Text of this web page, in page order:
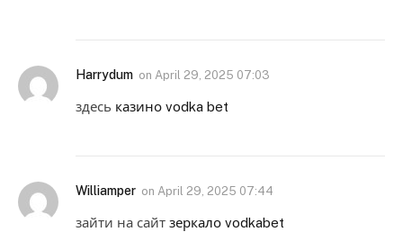
Harrydum on April 29, 2025 07:03
здесь казино vodka bet
Williamper on April 29, 2025 07:44
зайти на сайт зеркало vodkabet